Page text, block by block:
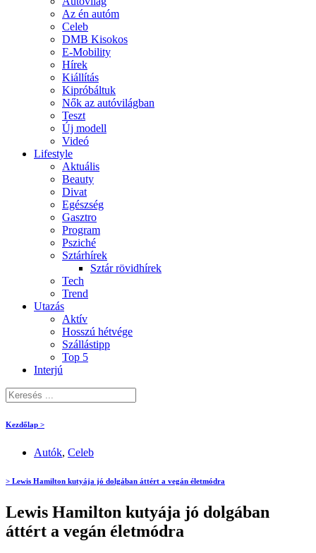
Az én autóm
Celeb
DMB Kisokos
E-Mobility
Hírek
Kiállítás
Kipróbáltuk
Nők az autóvilágban
Teszt
Új modell
Videó
Lifestyle
Aktuális
Beauty
Divat
Egészség
Gasztro
Program
Psziché
Sztárhírek
Sztár rövidhírek
Tech
Trend
Utazás
Aktív
Hosszú hétvége
Szállástipp
Top 5
Interjú
Kezdőlap >
Autók, Celeb
> Lewis Hamilton kutyája jó dolgában áttért a vegán életmódra
Lewis Hamilton kutyája jó dolgában
áttért a vegán életmódra